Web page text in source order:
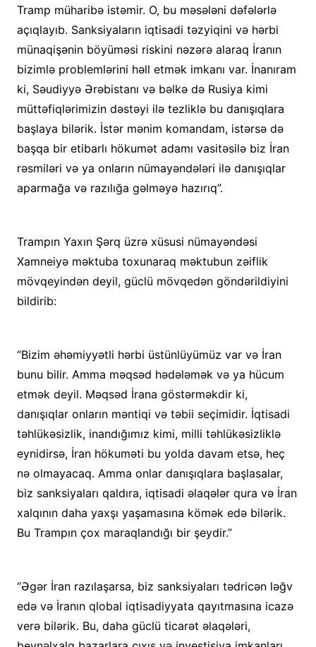
Tramp müharibə istəmir. O, bu məsələni dəfələrlə
açıqlayıb. Sanksiyaların iqtisadi təzyiqini və hərbi
münaqişənin böyüməsi riskini nəzərə alaraq İranın
bizimlə problemlərini həll etmək imkanı var. İnanıram
ki, Səudiyyə Ərəbistanı və bəlkə də Rusiya kimi
müttəfiqlərimizin dəstəyi ilə tezliklə bu danışıqlara
başlaya bilərik. İstər mənim komandam, istərsə də
başqa bir etibarlı hökumət adamı vasitəsilə biz İran
rəsmiləri və ya onların nümayəndələri ilə danışıqlar
aparmağa və razılığa gəlməyə hazırıq”.
Trampın Yaxın Şərq üzrə xüsusi nümayəndəsi
Xamneiyə məktuba toxunaraq məktubun zəiflik
mövqeyindən deyil, güclü mövqedən göndərildiyini
bildirib:
“Bizim əhəmiyyətli hərbi üstünlüyümüz var və İran
bunu bilir. Amma məqsəd hədələmək və ya hücum
etmək deyil. Məqsəd İrana göstərməkdir ki,
danışıqlar onların məntiqi və təbii seçimidir. İqtisadi
təhlükəsizlik, inandığımız kimi, milli təhlükəsizliklə
eynidirsə, İran hökuməti bu yolda davam etsə, heç
nə olmayacaq. Amma onlar danışıqlara başlasalar,
biz sanksiyaları qaldıra, iqtisadi əlaqələr qura və İran
xalqının daha yaxşı yaşamasına kömək edə bilərik.
Bu Trampın çox maraqlandığı bir şeydir.”
“Əgər İran razılaşarsa, biz sanksiyaları tədricən ləğv
edə və İranın qlobal iqtisadiyyata qayıtmasına icazə
verə bilərik. Bu, daha güclü ticarət əlaqələri,